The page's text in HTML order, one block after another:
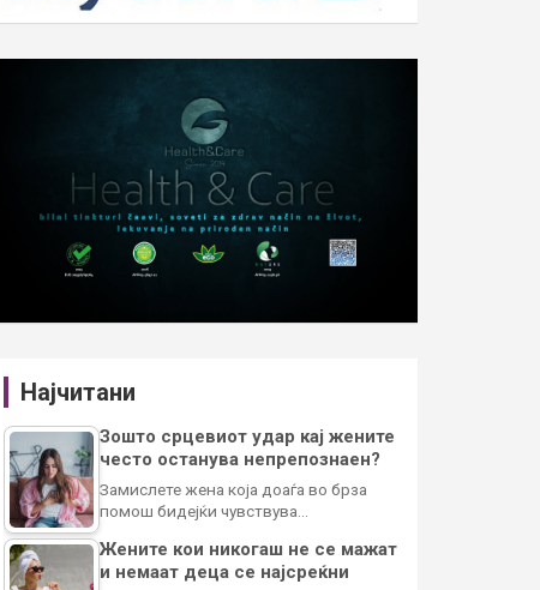
Најчитани
Зошто срцевиот удар кај жените
често останува непрепознаен?
Замислете жена која доаѓа во брза
помош бидејќи чувствува…
Жените кои никогаш не се мажат
и немаат деца се најсреќни